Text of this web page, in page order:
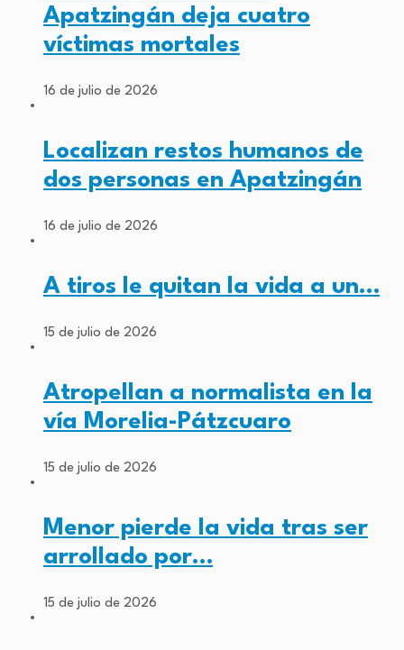
Apatzingán deja cuatro
víctimas mortales
16 de julio de 2026
Localizan restos humanos de
dos personas en Apatzingán
16 de julio de 2026
A tiros le quitan la vida a un…
15 de julio de 2026
Atropellan a normalista en la
vía Morelia-Pátzcuaro
15 de julio de 2026
Menor pierde la vida tras ser
arrollado por…
15 de julio de 2026